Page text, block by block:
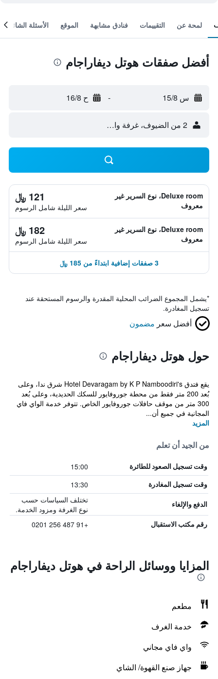
لمحة عن التقييمات فنادق مشابهة الموقع الأسئلة الشائعة
أفضل صفقات هوتل ديفاراجام
س 15/8 - ح 16/8
2 من الضيوف، غرفة واحدة
Deluxe room، نوع السرير غير
معروف
121 ﷼
سعر الليلة شامل الرسوم
Deluxe room، نوع السرير غير
معروف
182 ﷼
سعر الليلة شامل الرسوم
3 صفقات إضافية ابتداءً من 185 ﷼
*يشمل المجموع الضرائب المحلية المقدرة والرسوم المستحقة عند
تسجيل المغادرة.
أفضل سعر مضمون
حول هوتل ديفاراجام
يقع فتدق Hotel Devaragam by K P Namboodiri's شرق ندا، وعلى
بُعد 200 متر فقط من محطة جوروفايور للسكك الحديدية، وعلى بُعد
300 متر من موقف حافلات جوروفايور الخاص. تتوفر خدمة الواي فاي
المجانية في جميع أن...
المزيد
من الجيد أن تعلم
وقت تسجيل الصعود للطائرة 15:00
وقت تسجيل المغادرة 13:30
الدفع والإلغاء
تختلف السياسات حسب
نوع الغرفة ومزود الخدمة.
رقم مكتب الاستقبال +91 487 256 0201
المزايا ووسائل الراحة في هوتل ديفاراجام
مطعم
خدمة الغرف
واي فاي مجاني
جهاز صنع القهوة/ الشاي